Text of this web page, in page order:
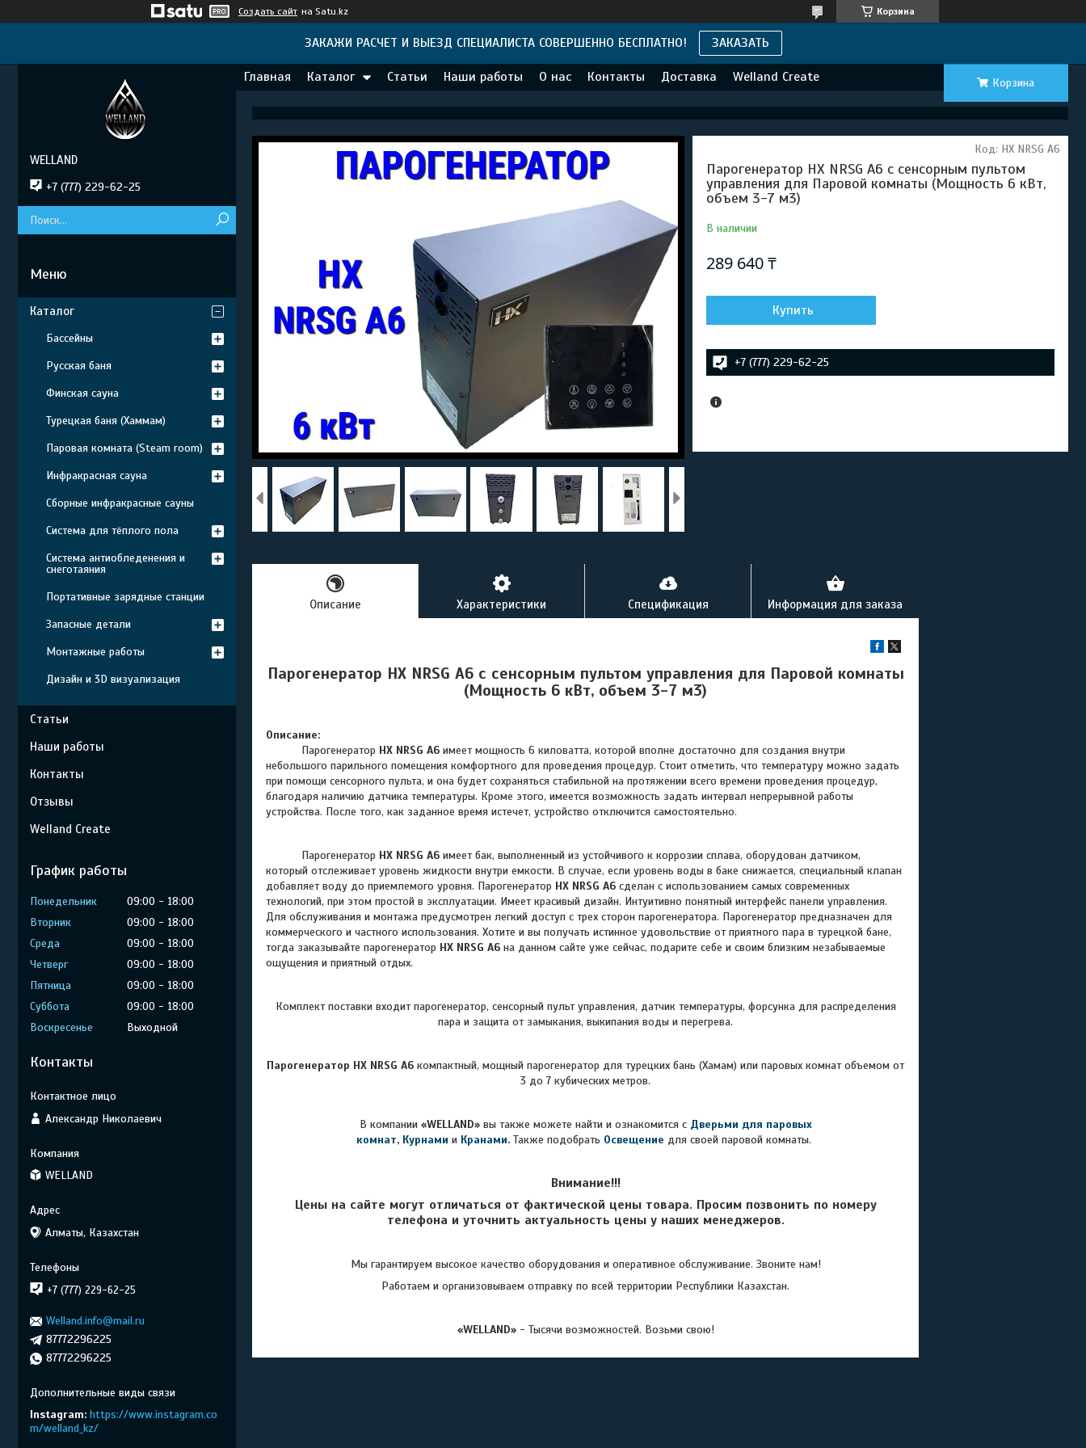
Создать сайт на Satu.kz Корзина
ЗАКАЖИ РАСЧЕТ И ВЫЕЗД СПЕЦИАЛИСТА СОВЕРШЕННО БЕСПЛАТНО! ЗАКАЗАТЬ
Главная Каталог Статьи Наши работы О нас Контакты Доставка Welland Create Корзина
Парогенератор HX NRSG A6 c сенсорным пультом
управления для Паровой комнаты (Мощность 6 кВт,
объем 3-7 м3)
В наличии
Код: HX NRSG A6
289 640 ₸
Купить
+7 (777) 229-62-25
Описание Характеристики Спецификация Информация для заказа
Парогенератор HX NRSG A6 c сенсорным пультом управления для Паровой комнаты
(Мощность 6 кВт, объем 3-7 м3)
Описание:
Парогенератор HX NRSG A6 имеет мощность 6 киловатта, которой вполне достаточно для создания внутри
небольшого парильного помещения комфортного для проведения процедур. Стоит отметить, что температуру можно задать
при помощи сенсорного пульта, и она будет сохраняться стабильной на протяжении всего времени проведения процедур,
благодаря наличию датчика температуры. Кроме этого, имеется возможность задать интервал непрерывной работы
устройства. После того, как заданное время истечет, устройство отключится самостоятельно.
Парогенератор HX NRSG A6 имеет бак, выполненный из устойчивого к коррозии сплава, оборудован датчиком,
который отслеживает уровень жидкости внутри емкости. В случае, если уровень воды в баке снижается, специальный клапан
добавляет воду до приемлемого уровня. Парогенератор HX NRSG A6 сделан с использованием самых современных
технологий, при этом простой в эксплуатации. Имеет красивый дизайн. Интуитивно понятный интерфейс панели управления.
Для обслуживания и монтажа предусмотрен легкий доступ с трех сторон парогенератора. Парогенератор предназначен для
коммерческого и частного использования. Хотите и вы получать истинное удовольствие от приятного пара в турецкой бане,
тогда заказывайте парогенератор HX NRSG A6 на данном сайте уже сейчас, подарите себе и своим близким незабываемые
ощущения и приятный отдых.
Комплектпоставки входит парогенератор, сенсорный пульт управления, датчик температуры, форсунка для распределения
пара и защита от замыкания, выкипания воды и перегрева.
Парогенератор HX NRSG A6 компактный, мощный парогенератор для турецких бань (Хамам) или паровых комнат объемом от
3 до 7 кубических метров.
В компании «WELLAND» вы также можете найти и ознакомится с Дверьми для паровых
комнат, Курнами и Кранами. Также подобрать Освещение для своей паровой комнаты.
Внимание!!!
Цены на сайте могут отличаться от фактической цены товара. Просим позвонить по номеру
телефона и уточнить актуальность цены у наших менеджеров.
Мы гарантируем высокое качество оборудования и оперативное обслуживание. Звоните нам!
Работаем и организовываем отправку по всей территории Республики Казахстан.
«WELLAND»- Тысячи возможностей. Возьми свою!
WELLAND
+7 (777) 229-62-25
Каталог
Бассейны
Русская баня
Финская сауна
Турецкая баня (Хаммам)
Паровая комната (Steam room)
Инфракрасная сауна
Сборные инфракрасные сауны
Система для тёплого пола
Система антиобледенения и
снеготаяния
Портативные зарядные станции
Запасные детали
Монтажные работы
Дизайн и 3D визуализация
Статьи
Наши работы
Контакты
Отзывы
Welland Create
График работы
Понедельник 09:00
18:00
Вторник
09:00
18:00
Среда
09:00
18:00
Четверг
09:00
18:00
Пятница
09:00
18:00
Суббота
09:00
18:00
Воскресенье
Выходной
Контакты
Александр Николаевич
WELLAND
Алматы, Казахстан
+7 (777) 229-62-25
Welland.info@mail.ru
87772296225
87772296225
Instagram https://www.instagram.co
m/welland_kz/